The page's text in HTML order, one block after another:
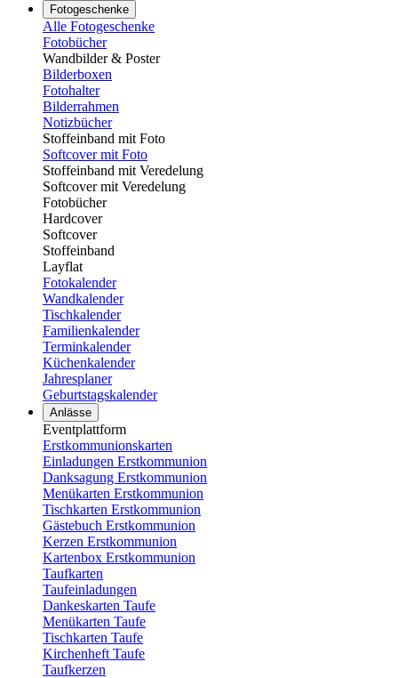
Fotogeschenke
Alle Fotogeschenke
Fotobücher
Wandbilder & Poster
Bilderboxen
Fotohalter
Bilderrahmen
Notizbücher
Stoffeinband mit Foto
Softcover mit Foto
Stoffeinband mit Veredelung
Softcover mit Veredelung
Fotobücher
Hardcover
Softcover
Stoffeinband
Layflat
Fotokalender
Wandkalender
Tischkalender
Familienkalender
Terminkalender
Küchenkalender
Jahresplaner
Geburtstagskalender
Anlässe
Eventplattform
Erstkommunionskarten
Einladungen Erstkommunion
Danksagung Erstkommunion
Menükarten Erstkommunion
Tischkarten Erstkommunion
Gästebuch Erstkommunion
Kerzen Erstkommunion
Kartenbox Erstkommunion
Taufkarten
Taufeinladungen
Dankeskarten Taufe
Menükarten Taufe
Tischkarten Taufe
Kirchenheft Taufe
Taufkerzen